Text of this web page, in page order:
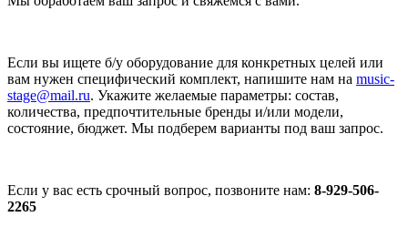
Если вы ищете б/у оборудование для конкретных целей или
вам нужен специфический комплект, напишите нам на music-
stage@mail.ru. Укажите желаемые параметры: состав,
количества, предпочтительные бренды и/или модели,
состояние, бюджет. Мы подберем варианты под ваш запрос.
Если у вас есть срочный вопрос, позвоните нам: 8-929-506-
2265